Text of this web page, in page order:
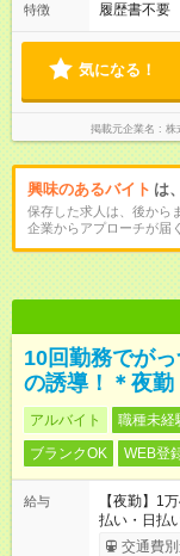
特徴 履歴書不要
気になる！
掲載元企業名 株
興味のあるバイト は
保存した求人は、後から
企業からアプローチが届
10回勤務でが
の誘導！＊夜勤
アルバイト 職種未経
ブランクOK
WEB登
給与
【夜勤】1
払い・日払
交通費